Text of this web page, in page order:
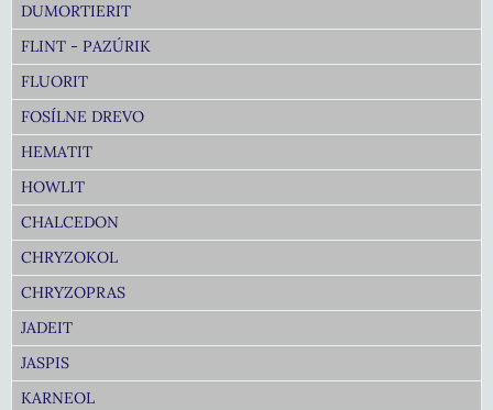
DUMORTIERIT
FLINT - PAZÚRIK
FLUORIT
FOSÍLNE DREVO
HEMATIT
HOWLIT
CHALCEDON
CHRYZOKOL
CHRYZOPRAS
JADEIT
JASPIS
KARNEOL